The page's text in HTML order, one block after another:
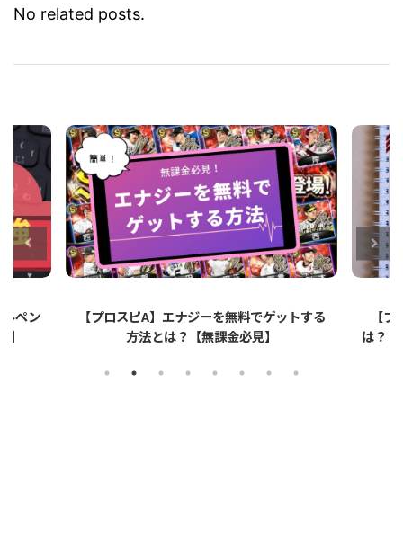
する
【プロスピA】ペーパーライクフィルムと
【プ